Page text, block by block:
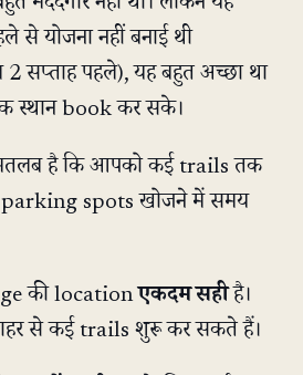
से योजना नहीं बनाई थी
2 सप्ताह पहले), यह बहुत अच्छा था
स्थान book कर सके।
है कि आपको कई trails तक
parking spots खोजने में समय
की locationएकदम सहीहै।
से कई trails शुरू कर सकते हैं।